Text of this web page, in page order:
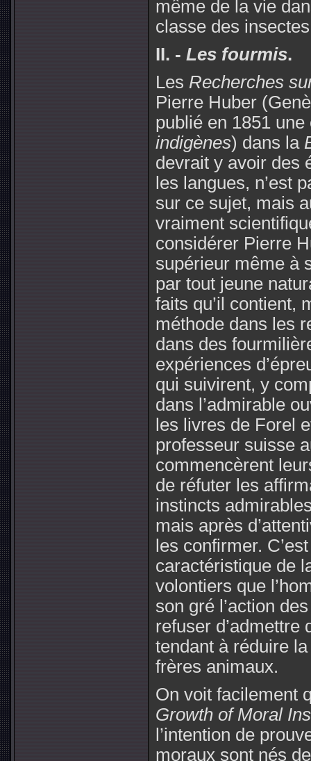
même de la vie
classe des
II. - Les fourmis.
Les Recherches
Pierre Huber
publié en 1851
indigènes) dans la
devrait y avoir des
les langues, n’est
sur ce sujet, mais
vraiment
considérer Pierre
supérieur même à
par tout jeune
faits qu’il contient,
méthode dans les
dans des
expériences
qui suivirent, y
dans l’admirable
les livres de Forel
professeur suisse
commencèrent
de réfuter les
instincts
mais après
les confirmer.
caractéristique de
volontiers que
son gré l’action
refuser d’admettre
tendant à réduire
frères animaux.
On voit facilement
Growth of Moral
l’intention de
moraux sont nés